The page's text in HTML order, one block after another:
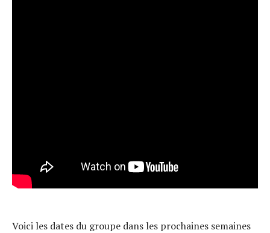
Voici les dates du groupe dans les prochaines semaines